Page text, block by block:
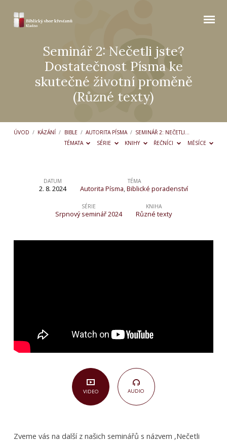
Seminář 2: Nečetli jste?
Dostatečnost Písma ke
skutečné životní proměně
(Různé texty)
ÚVOD / KÁZÁNÍ / BIBLE / AUTORITA PÍSMA / SEMINÁŘ 2: NEČETLI…
TÉMATA
SÉRIE KNIHY ŘEČNÍCI MĚSÍCE
Seminář
jste?
(Různé
texty)
DATUM
2. 8. 2024
TÉMA
Autorita Písma,Biblické poradenství
SÉRIE
Srpnový seminář 2024
KNIHA
Různé texty
VIDEO AUDIO
Zveme vás na další z našich seminářů s názvem ‚Nečetli